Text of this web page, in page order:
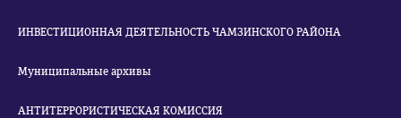
ИНВЕСТИЦИОННАЯ ДЕЯТЕЛЬНОСТЬ ЧАМЗИНСКОГО РАЙОНА
Муниципальные архивы
АНТИТЕРРОРИСТИЧЕСКАЯ КОМИССИЯ